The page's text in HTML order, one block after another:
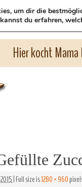
Hier kocht
|Full size is1280 × 960
um dir die
kannst du erfahren,